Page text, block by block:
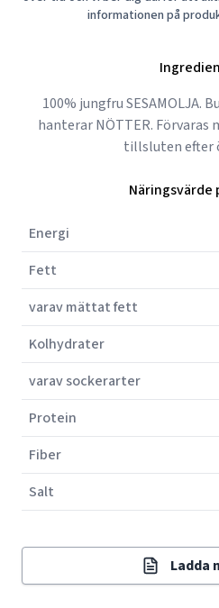
informationen på
100% jungfru SESAMOLJA.
hanterar NÖTTER.
tillsluten efter
Näringsvärde
Energi
Fett
varav mättat fett
Kolhydrater
varav sockerarter
Protein
Fiber
Salt
Ladda